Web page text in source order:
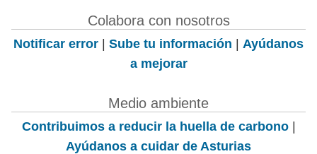
Colabora con nosotros
Notificar error | Sube tu información | Ayúdanos
a mejorar
Medio ambiente
Contribuimos a reducir la huella de carbono|
Ayúdanos a cuidar de Asturias